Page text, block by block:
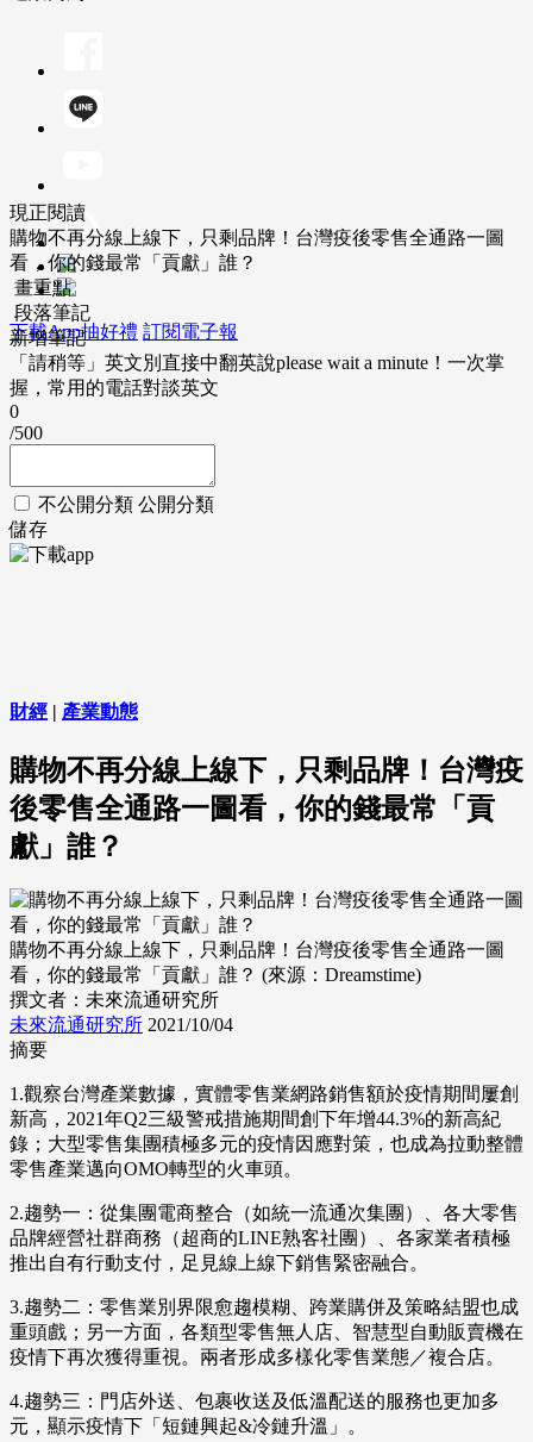
下載App抽好禮 訂閱電子報
現正閱讀
購物不再分線上線下，只剩品牌！台灣疫後零售全通路一圖
看，你的錢最常「貢獻」誰？
畫重點
段落筆記
新增筆記
「請稍等」英文別直接中翻英說please wait a minute！一次掌
握，常用的電話對談英文
0
/500
不公開分類 公開分類
儲存
財經 | 產業動態
購物不再分線上線下，只剩品牌！台灣疫
後零售全通路一圖看，你的錢最常「貢
獻」誰？
購物不再分線上線下，只剩品牌！台灣疫後零售全通路一圖
看，你的錢最常「貢獻」誰？ (來源：Dreamstime)
撰文者：未來流通研究所
未來流通研究所 2021/10/04
摘要
1.觀察台灣產業數據，實體零售業網路銷售額於疫情期間屢創
新高，2021年Q2三級警戒措施期間創下年增44.3%的新高紀
錄；大型零售集團積極多元的疫情因應對策，也成為拉動整體
零售產業邁向OMO轉型的火車頭。
2.趨勢一：從集團電商整合（如統一流通次集團）、各大零售
品牌經營社群商務（超商的LINE熟客社團）、各家業者積極
推出自有行動支付，足見線上線下銷售緊密融合。
3.趨勢二：零售業別界限愈趨模糊、跨業購併及策略結盟也成
重頭戲；另一方面，各類型零售無人店、智慧型自動販賣機在
疫情下再次獲得重視。兩者形成多樣化零售業態／複合店。
4.趨勢三：門店外送、包裹收送及低溫配送的服務也更加多
元，顯示疫情下「短鏈興起&冷鏈升溫」。